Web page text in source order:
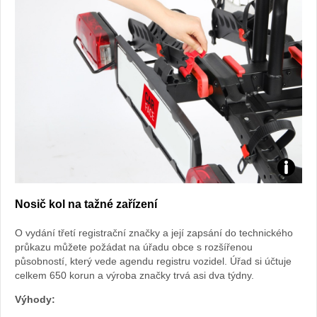
Foto:
webu
Nosič kol na tažné zařízení
O vydání třetí registrační značky a její zapsání do technického
průkazu můžete požádat na úřadu obce s rozšířenou
působností, který vede agendu registru vozidel. Úřad si účtuje
celkem 650 korun a výroba značky trvá asi dva týdny.
Výhody: